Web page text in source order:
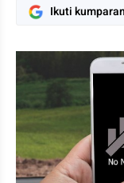
Ikuti